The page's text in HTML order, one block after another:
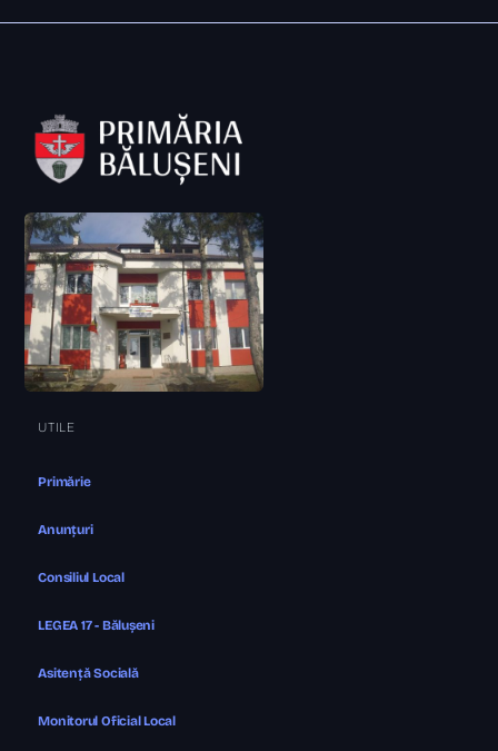
UTILE
Primărie
Anunțuri
Consiliul Local
LEGEA 17 - Bălușeni
Asitență Socială
Monitorul Oficial Local